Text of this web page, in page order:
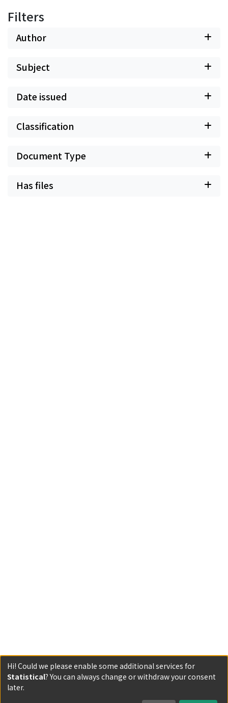
is efficacious in the treatment of all STD-related
Filters
Author
Subject
Date issued
Classification
Document Type
Has files
Powered by DSpace and JAIRO Crawler-List
All items in KURENAI are protected by original copyright,
Hi! Could we please enable some additional services for
Statistical? You can always change or withdraw your consent
later.